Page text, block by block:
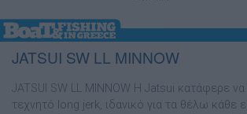
JATSUI SW LL MINNOW
JATSUI SW LL MINNOW Η Jatsui κατάφερε να
τεχνητό long jerk, ιδανικό για τα θέλω κάθε